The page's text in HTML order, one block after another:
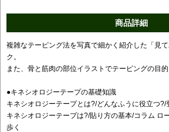
商品詳細
複雑なテーピング法を写真で細かく紹介した「見
ク。
また、骨と筋肉の部位イラストでテーピングの目的
●キネシオロジーテープの基礎知識
キネシオロジーテープとは?/どんなふうに役立つ
キネシオロジーテープは?/貼り方の基本/コラム ロ
歩く